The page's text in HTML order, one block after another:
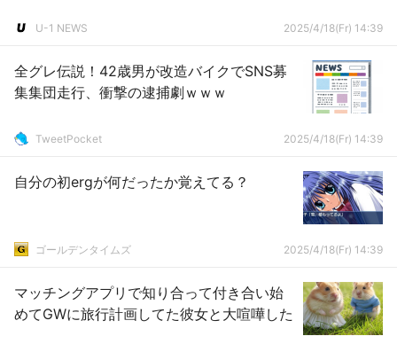
U-1 NEWS 2025/4/18(Fr) 14:39
全グレ伝説！42歳男が改造バイクでSNS募
集集団走行、衝撃の逮捕劇ｗｗｗ
TweetPocket 2025/4/18(Fr) 14:39
自分の初ergが何だったか覚えてる？
ゴールデンタイムズ 2025/4/18(Fr) 14:39
マッチングアプリで知り合って付き合い始
めてGWに旅行計画してた彼女と大喧嘩した